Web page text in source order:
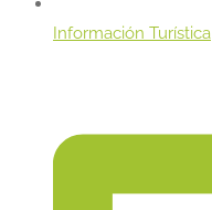
Información Turística